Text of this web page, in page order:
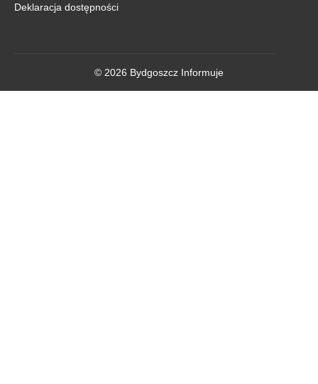
Deklaracja dostępności
© 2026 Bydgoszcz Informuje